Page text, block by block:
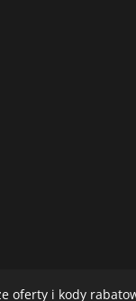
oferty i kody